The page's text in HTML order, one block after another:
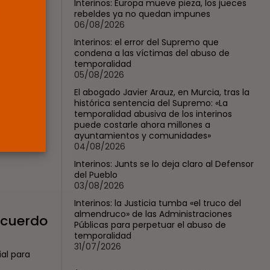
POR RAMÓN J. 05/08/2026
Abogados
El abogado Javier
para
Interinos: Europa mueve pieza, los jueces
rebeldes ya no quedan impunes
06/08/2026
Interinos: el error del Supremo que
condena a las víctimas del abuso de
temporalidad
05/08/2026
El abogado Javier Arauz, en Murcia, tras la
histórica sentencia del Supremo: «La
temporalidad abusiva de los interinos
puede costarle ahora millones a
ayuntamientos y comunidades»
04/08/2026
Interinos: Junts se lo deja claro al Defensor
del Pueblo
03/08/2026
Interinos: la Justicia tumba «el truco del
almendruco» de las Administraciones
Públicas para perpetuar el abuso de
temporalidad
31/07/2026